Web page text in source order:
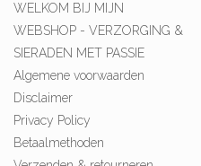
WELKOM BIJ MIJN
WEBSHOP - VERZORGING &
SIERADEN MET PASSIE
Algemene voorwaarden
Disclaimer
Privacy Policy
Betaalmethoden